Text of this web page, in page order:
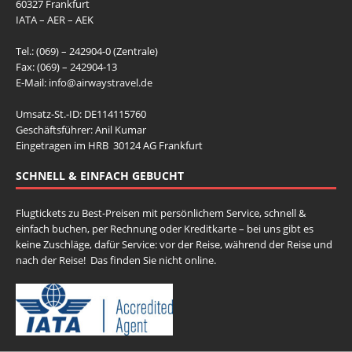
60327 Frankfurt
IATA – AER – AEK
Tel.: (069) – 242904-0 (Zentrale)
Fax: (069) – 242904-13
E-Mail: info@airwaystravel.de
Umsatz-St.-ID: DE114115760
Geschäftsführer: Anil Kumar
Eingetragen im HRB 30124 AG Frankfurt
SCHNELL & EINFACH GEBUCHT
Flugtickets zu Best-Preisen mit persönlichem Service, schnell &
einfach buchen, per Rechnung oder Kreditkarte – bei uns gibt es
keine Zuschläge, dafür Service: vor der Reise, während der Reise und
nach der Reise! Das finden Sie nicht online.